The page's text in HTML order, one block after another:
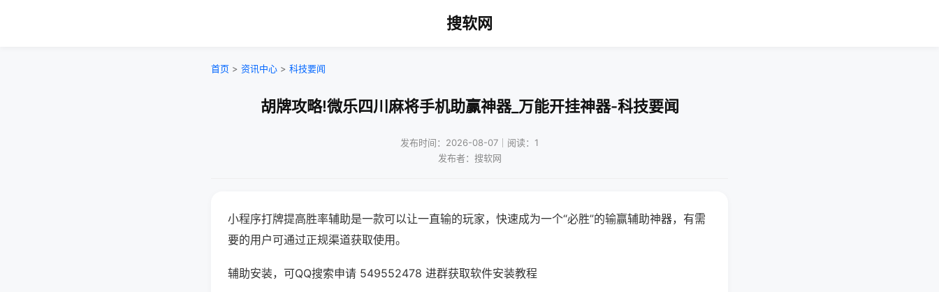
搜软网
首页 > 资讯中心 > 科技要闻
胡牌攻略!微乐四川麻将手机助赢神器_万能开挂神器-科技要闻
发布时间：2026-08-07｜阅读：1
发布者：搜软网
小程序打牌提高胜率辅助是一款可以让一直输的玩家，快速成为一个“必胜”的输赢辅助神器，有需
要的用户可通过正规渠道获取使用。
辅助安装，可QQ搜索申请 549552478 进群获取软件安装教程